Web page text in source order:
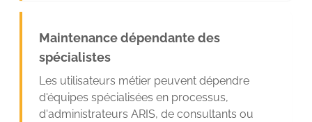
Maintenance dépendante des
spécialistes
Les utilisateurs métier peuvent dépendre
d'équipes spécialisées en processus,
d'administrateurs ARIS, de consultants ou